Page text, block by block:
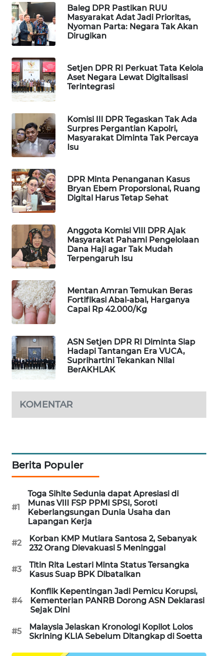
Baleg DPR Pastikan RUU
Masyarakat Adat Jadi Prioritas,
Nyoman Parta: Negara Tak Akan
Dirugikan
Setjen DPR RI Perkuat Tata Kelola
Aset Negara Lewat Digitalisasi
Terintegrasi
Komisi III DPR Tegaskan Tak Ada
Surpres Pergantian Kapolri,
Masyarakat Diminta Tak Percaya
Isu
DPR Minta Penanganan Kasus
Bryan Ebem Proporsional, Ruang
Digital Harus Tetap Sehat
Anggota Komisi VIII DPR Ajak
Masyarakat Pahami Pengelolaan
Dana Haji agar Tak Mudah
Terpengaruh Isu
Mentan Amran Temukan Beras
Fortifikasi Abal-abal, Harganya
Capai Rp 42.000/Kg
ASN Setjen DPR RI Diminta Siap
Hadapi Tantangan Era VUCA,
Suprihartini Tekankan Nilai
BerAKHLAK
KOMENTAR
Berita Populer
#1
Toga Sihite Sedunia dapat Apresiasi di
Munas VIII FSP PPMI SPSI, Soroti
Keberlangsungan Dunia Usaha dan
Lapangan Kerja
#2
Korban KMP Mutiara Santosa 2, Sebanyak
232 Orang Dievakuasi 5 Meninggal
#3
Titin Rita Lestari Minta Status Tersangka
Kasus Suap BPK Dibatalkan
#4
Konflik Kepentingan Jadi Pemicu Korupsi,
Kementerian PANRB Dorong ASN Deklarasi
Sejak Dini
#5
Malaysia Jelaskan Kronologi Kopilot Lolos
Skrining KLIA Sebelum Ditangkap di Soetta
MAWAKA
ID
NET
PLN
WATCH
MKLI
LPKKI
LKKI
KOPEKLIN
PORTAL
KONSUMEN
FORWAMKI
ALPERKLINAS
FORJASIDA
TAMBANG
NEWS
SITUNGIR
NEWS
SIANTAR
NEWS
METRO
MEDAN
NEWS
METRO
JAKARTA
NEWS
KRT
NEWS